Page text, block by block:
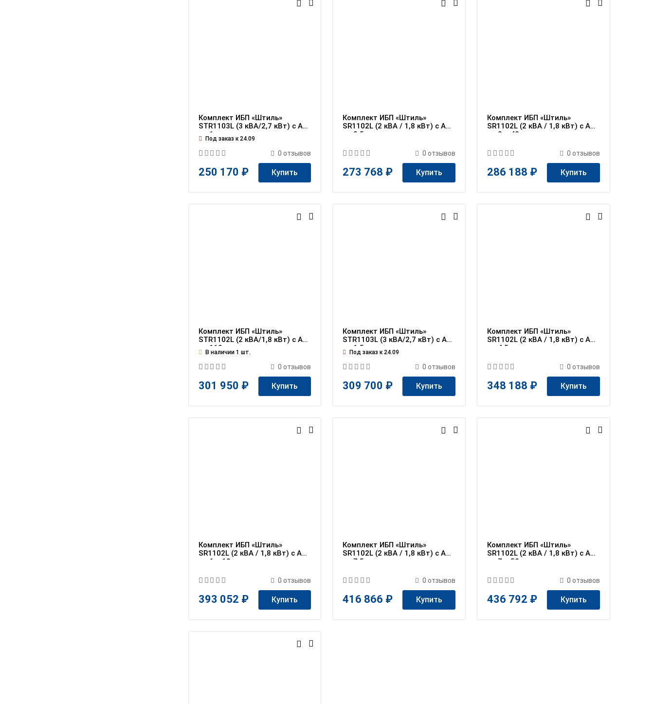
Комплект ИБП «Штиль»
STR1103L (3 кВА/2,7 кВт) c АБ
на 1 чПод заказ к 24.09
0 отзывов
250 170 ₽ Купить
Комплект ИБП «Штиль»
SR1102L (2 кВА / 1,8 кВт) c АБ
на 3,5 ч
0 отзывов
273 768 ₽ Купить
Комплект ИБП «Штиль»
SR1102L (2 кВА / 1,8 кВт) c АБ
на 3 ч 40 мин
0 отзывов
286 188 ₽ Купить
Комплект ИБП «Штиль»
STR1102L (2 кВА/1,8 кВт) c АБ
на 110 мин
В наличии 1 шт.
0 отзывов
301 950 ₽ Купить
Комплект ИБП «Штиль»
STR1103L (3 кВА/2,7 кВт) c АБ
на 1,5 ч
Под заказ к 24.09
0 отзывов
309 700 ₽ Купить
Комплект ИБП «Штиль»
SR1102L (2 кВА / 1,8 кВт) c АБ
на 4,5 ч
0 отзывов
348 188 ₽ Купить
Комплект ИБП «Штиль»
SR1102L (2 кВА / 1,8 кВт) c АБ
на 6 ч 10 мин
0 отзывов
393 052 ₽ Купить
Комплект ИБП «Штиль»
SR1102L (2 кВА / 1,8 кВт) c АБ
на 7,5 ч
0 отзывов
416 866 ₽ Купить
Комплект ИБП «Штиль»
SR1102L (2 кВА / 1,8 кВт) c АБ
на 7 ч 50 мин
0 отзывов
436 792 ₽ Купить